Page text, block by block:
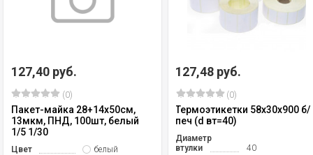
127,40 руб.
(0)
Пакет-майка 28+14х50см,
13мкм, ПНД, 100шт, белый
1/5 1/30
Цвет белый
127,48 руб.
(0)
Термоэтикетки 58х30х900 б/
печ (d вт=40)
Диаметр
втулки
40